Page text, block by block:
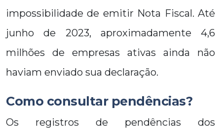
impossibilidade de emitir Nota Fiscal. Até
junho de 2023, aproximadamente 4,6
milhões de empresas ativas ainda não
haviam enviado sua declaração.
Como consultar pendências?
Os registros de pendências dos